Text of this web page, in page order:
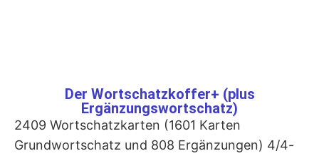
Der Wortschatzkoffer+ (plus
Ergänzungswortschatz)
2409 Wortschatzkarten (1601 Karten
Grundwortschatz und 808 Ergänzungen) 4/4-